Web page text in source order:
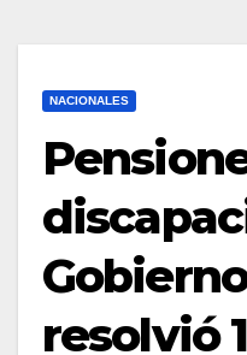
NACIONALES
resolvió